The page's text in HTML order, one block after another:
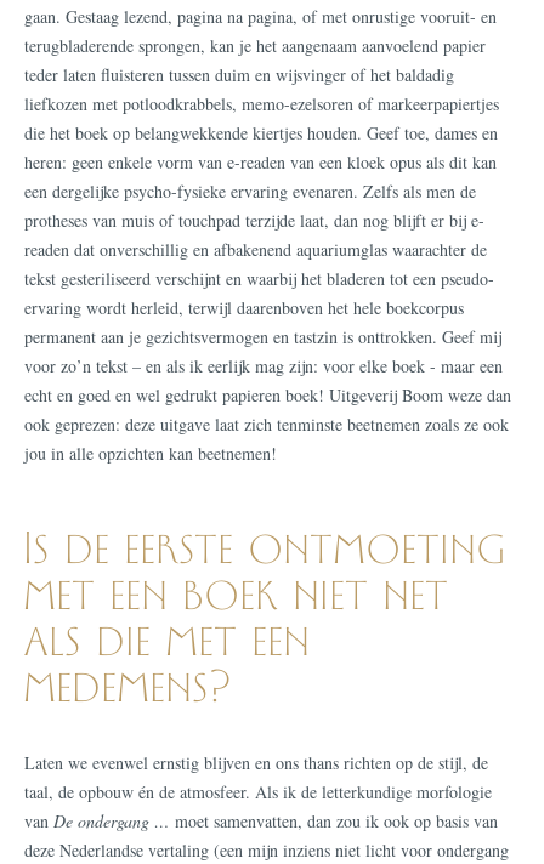
gaan. Gestaag lezend, pagina na pagina, of met onrustige vooruit- en
terugbladerende sprongen, kan je het aangenaam aanvoelend papier
teder laten fluisteren tussen duim en wijsvinger of het baldadig
liefkozen met potloodkrabbels, memo-ezelsoren of markeerpapiertjes
die het boek op belangwekkende kiertjes houden. Geef toe, dames en
heren: geen enkele vorm van e-readen van een kloek opus als dit kan
een dergelijke psycho-fysieke ervaring evenaren. Zelfs als men de
protheses van muis of touchpad terzijde laat, dan nog blijft er bij e-
readen dat onverschillig en afbakenend aquariumglas waarachter de
tekst gesteriliseerd verschijnt en waarbij het bladeren tot een pseudo-
ervaring wordt herleid, terwijl daarenboven het hele boekcorpus
permanent aan je gezichtsvermogen en tastzin is onttrokken. Geef mij
voor zo’n tekst – en als ik eerlijk mag zijn: voor elke boek - maar een
echt en goed en wel gedrukt papieren boek! Uitgeverij Boom weze dan
ook geprezen: deze uitgave laat zich tenminste beetnemen zoals ze ook
jou in alle opzichten kan beetnemen!
Is de eerste ontmoeting
met een boek niet net
als die met een
medemens?
Laten we evenwel ernstig blijven en ons thans richten op de stijl, de
taal, de opbouw én de atmosfeer. Als ik de letterkundige morfologie
van De ondergang … moet samenvatten, dan zou ik ook op basis van
deze Nederlandse vertaling (een mijn inziens niet licht voor ondergang